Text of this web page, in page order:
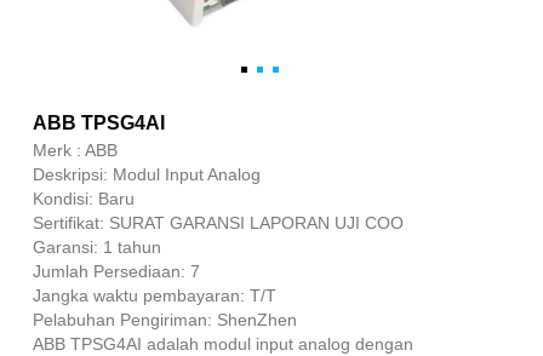
ABB TPSG4AI
Merk : ABB
Deskripsi: Modul Input Analog
Kondisi: Baru
Sertifikat: SURAT GARANSI LAPORAN UJI COO
Garansi: 1 tahun
Jumlah Persediaan: 7
Jangka waktu pembayaran: T/T
Pelabuhan Pengiriman: ShenZhen
ABB TPSG4AI adalah modul input analog dengan